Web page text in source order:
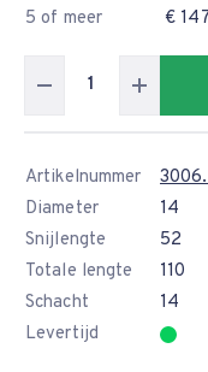
5 of meer
€
Artikelnummer
Diameter
14
Snijlengte
52
Totale lengte
110
Schacht
14
Levertijd